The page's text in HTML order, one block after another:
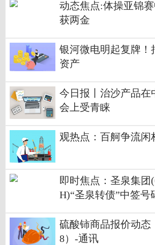
动态焦点:体操亚锦
获两金
银河微电明起复牌！
资产
今日报丨治沙产品在
会上受青睐
观热点：百舸争流闲
即时焦点：圣泉集团
H)“圣泉转债”中签号
硫酸铈商品报价动态
8）-通讯